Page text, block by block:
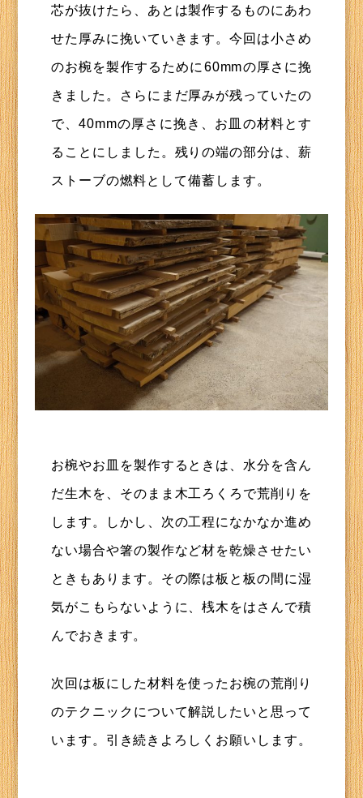
芯が抜けたら、あとは製作するものにあわ
せた厚みに挽いていきます。今回は小さめ
のお椀を製作するために60mmの厚さに挽
きました。さらにまだ厚みが残っていたの
で、40mmの厚さに挽き、お皿の材料とす
ることにしました。残りの端の部分は、薪
ストーブの燃料として備蓄します。
お椀やお皿を製作するときは、水分を含ん
だ生木を、そのまま木工ろくろで荒削りを
します。しかし、次の工程になかなか進め
ない場合や箸の製作など材を乾燥させたい
ときもあります。その際は板と板の間に湿
気がこもらないように、桟木をはさんで積
んでおきます。
次回は板にした材料を使ったお椀の荒削り
のテクニックについて解説したいと思って
います。引き続きよろしくお願いします。